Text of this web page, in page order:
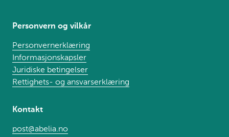
Personvern og vilkår
Personvernerklæring
Informasjonskapsler
Juridiske betingelser
Rettighets- og ansvarserklæring
Kontakt
post@abelia.no